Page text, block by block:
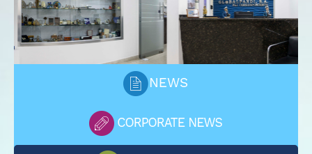
ATTORNEYS
SERVICES
MARITIME HERITAGE
CLIENTS